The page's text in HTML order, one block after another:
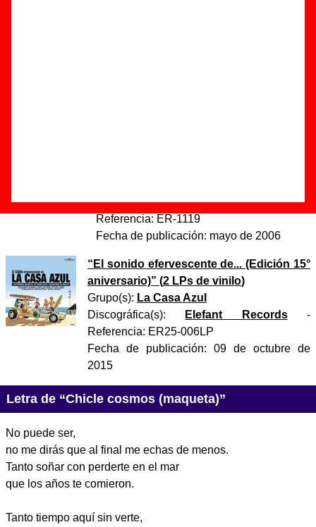
Discográfica(s):Elefant Records-
Referencia: ER-1119
Fecha de publicación: mayo de 2006
“ El sonido efervescente de... (Edición 15°
aniversario)” (2 LPs de vinilo)
Grupo(s): La Casa Azul
Discográfica(s):
Elefant Records-
Referencia: ER25-006LP
Fecha de publicación: 09 de octubre de
2015
Letra de “Chicle cosmos (maqueta)”
No puede ser,
no me dirás que al final me echas de menos.
Tanto soñar con perderte en el mar
que los años te comieron.
Tanto tiempo aquí sin verte,